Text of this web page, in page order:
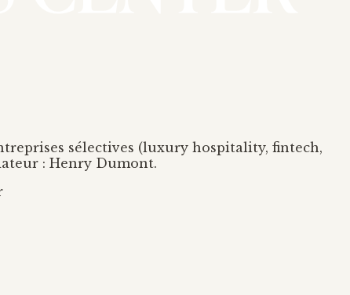
sélectives (luxury hospitality, fintech,
: Henry Dumont.